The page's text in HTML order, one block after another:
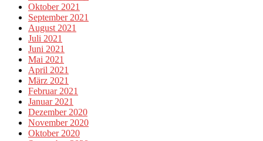
Oktober 2021
September 2021
August 2021
Juli 2021
Juni 2021
Mai 2021
April 2021
März 2021
Februar 2021
Januar 2021
Dezember 2020
November 2020
Oktober 2020